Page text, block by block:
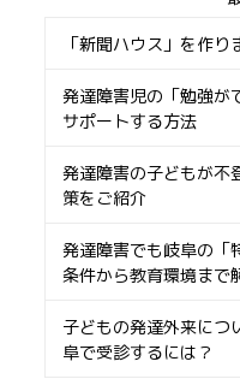
「新聞ハウス」を作り
発達障害児の「勉強が
サポートする方法
発達障害の子どもが不
策をご紹介
発達障害でも岐阜の「
条件から教育環境まで
子どもの発達外来につ
阜で受診するには？